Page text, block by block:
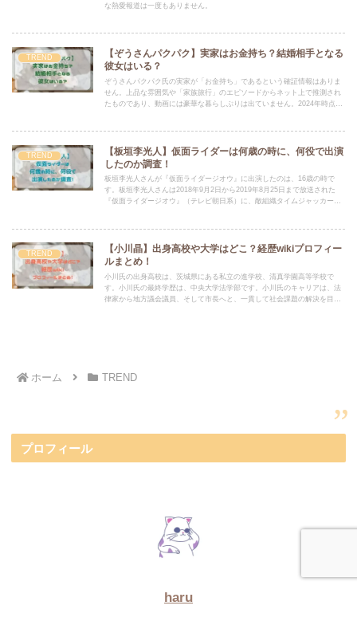
な熱愛報道は一度もありません。
TREND
【ぞうさんパクパク】実家はお金持ち？結婚相手となる
彼女はいる？
ぞうさんパクパク氏の実家が「お金持ち」であるという確証情報はありま
せん。上品な雰囲気や「家族旅行」のエピソードからネット上で推測され
たものであり、動画には豪華な暮らしぶりは出ていません。2024年時点で
TREND
【板垣李光人】仮面ライダーは何歳の時に、何役で出演
したのか調査！
板垣李光人さんが『仮面ライダージオウ』に出演したのは、16歳の時で
す。板垣李光人さんは2018年9月2日から2019年8月25日まで放送された
『仮面ライダージオウ』（テレビ朝日系）に、敵組織タイムジャッカーの
TREND
【小川晶】出身高校や大学はどこ？経歴wikiプロフィー
ルまとめ！
小川氏の出身高校は、茨城県にある私立の進学校、清真学園高等学校で
す。小川氏の最終学歴は、中央大学法学部です。小川氏のキャリアは、法
律家から地方議会議員、そして市長へと、一貫して社会課題の解決を目指
ホーム TREND
プロフィール
haru